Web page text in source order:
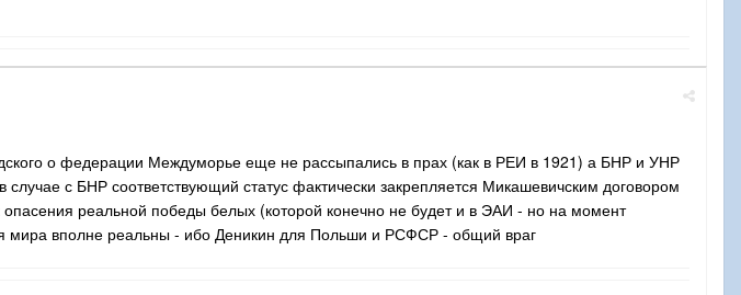
о федерации Междуморье еще не рассыпались в прах (как в РЕИ в 1921) а БНР и УНР
с БНР соответствующий статус фактически закрепляется Микашевичским договором
опасения реальной победы белых (которой конечно не будет и в ЭАИ - но на момент
мира вполне реальны - ибо Деникин для Польши и РСФСР - общий враг